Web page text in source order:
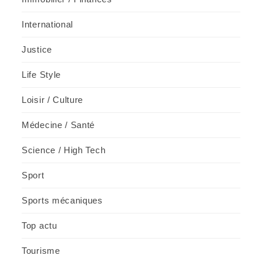
International
Justice
Life Style
Loisir / Culture
Médecine / Santé
Science / High Tech
Sport
Sports mécaniques
Top actu
Tourisme